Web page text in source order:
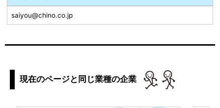
saiyou@chino.co.jp
現在のページと同じ業種の企業